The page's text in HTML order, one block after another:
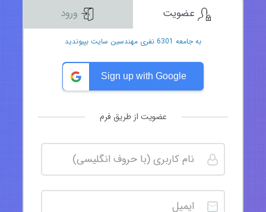
به جامعه 6301 نفری مهندسین سایت بپیوندید
Sign up with Google
عضویت از طریق فرم